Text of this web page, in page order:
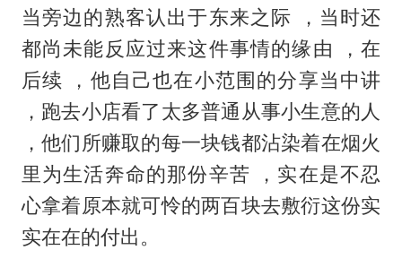
当旁边的熟客认出于东来之际 ，当时还
都尚未能反应过来这件事情的缘由 ，在
后续 ，他自己也在小范围的分享当中讲
，跑去小店看了太多普通从事小生意的人
，他们所赚取的每一块钱都沾染着在烟火
里为生活奔命的那份辛苦 ，实在是不忍
心拿着原本就可怜的两百块去敷衍这份实
实在在的付出。